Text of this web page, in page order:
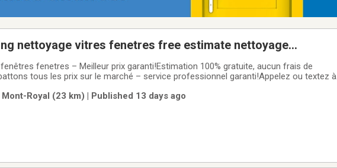
nettoyage vitres fenetres free estimate nettoyage
fenetres – Meilleur prix garanti!Estimation 100% gratuite, aucun frais de
tous les prix sur le marché – service professionnel garanti!Appelez ou textez à
price on the
Royal (23 km) | Published 13 days ago